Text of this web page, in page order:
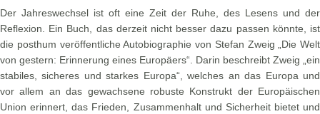
Der Jahreswechsel ist oft eine Zeit der Ruhe, des Lesens und der
Reflexion. Ein Buch, das derzeit nicht besser dazu passen könnte, ist
die posthum veröffentliche Autobiographie von Stefan Zweig „Die Welt
von gestern: Erinnerung eines Europäers“. Darin beschreibt Zweig „ein
stabiles, sicheres und starkes Europa“, welches an das Europa und
vor allem an das gewachsene robuste Konstrukt der Europäischen
Union erinnert, das Frieden, Zusammenhalt und Sicherheit bietet und